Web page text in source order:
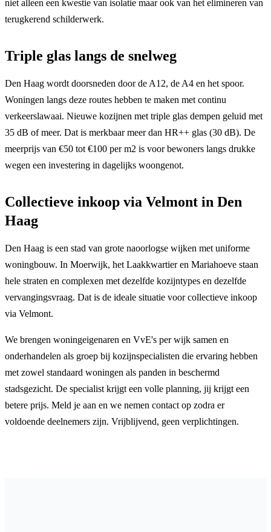
niet alleen een kwestie van isolatie maar ook van het elimineren van
terugkerend schilderwerk.
Triple glas langs de snelweg
Den Haag wordt doorsneden door de A12, de A4 en het spoor.
Woningen langs deze routes hebben te maken met continu
verkeerslawaai. Nieuwe kozijnen met triple glas dempen geluid met
35 dB of meer. Dat is merkbaar meer dan HR++ glas (30 dB). De
meerprijs van €50 tot €100 per m2 is voor bewoners langs drukke
wegen een investering in dagelijks woongenot.
Collectieve inkoop via Velmont in Den
Haag
Den Haag is een stad van grote naoorlogse wijken met uniforme
woningbouw. In Moerwijk, het Laakkwartier en Mariahoeve staan
hele straten en complexen met dezelfde kozijntypes en dezelfde
vervangingsvraag. Dat is de ideale situatie voor collectieve inkoop
via Velmont.
We brengen woningeigenaren en VvE's per wijk samen en
onderhandelen als groep bij kozijnspecialisten die ervaring hebben
met zowel standaard woningen als panden in beschermd
stadsgezicht. De specialist krijgt een volle planning, jij krijgt een
betere prijs. Meld je aan en we nemen contact op zodra er
voldoende deelnemers zijn. Vrijblijvend, geen verplichtingen.